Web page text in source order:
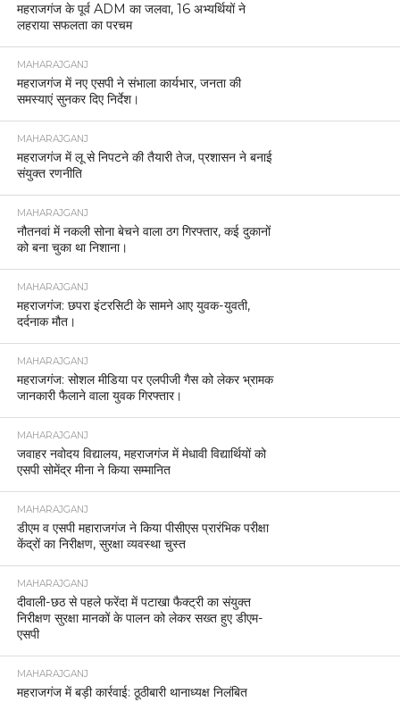
महराजगंज के पूर्व ADM का जलवा, 16 अभ्यर्थियों ने
लहराया सफलता का परचम
MAHARAJGANJ
महराजगंज में नए एसपी ने संभाला कार्यभार, जनता की
समस्याएं सुनकर दिए निर्देश।
MAHARAJGANJ
महराजगंज में लू से निपटने की तैयारी तेज, प्रशासन ने बनाई
संयुक्त रणनीति
MAHARAJGANJ
नौतनवां में नकली सोना बेचने वाला ठग गिरफ्तार, कई दुकानों
को बना चुका था निशाना।
MAHARAJGANJ
महराजगंज: छपरा इंटरसिटी के सामने आए युवक-युवती,
दर्दनाक मौत।
MAHARAJGANJ
महराजगंज: सोशल मीडिया पर एलपीजी गैस को लेकर भ्रामक
जानकारी फैलाने वाला युवक गिरफ्तार।
MAHARAJGANJ
जवाहर नवोदय विद्यालय, महराजगंज में मेधावी विद्यार्थियों को
एसपी सोमेंद्र मीना ने किया सम्मानित
MAHARAJGANJ
डीएम व एसपी महाराजगंज ने किया पीसीएस प्रारंभिक परीक्षा
केंद्रों का निरीक्षण, सुरक्षा व्यवस्था चुस्त
MAHARAJGANJ
दीवाली-छठ से पहले फरेंदा में पटाखा फैक्ट्री का संयुक्त
निरीक्षण सुरक्षा मानकों के पालन को लेकर सख्त हुए डीएम-
एसपी
MAHARAJGANJ
महराजगंज में बड़ी कार्रवाई: ठूठीबारी थानाध्यक्ष निलंबित